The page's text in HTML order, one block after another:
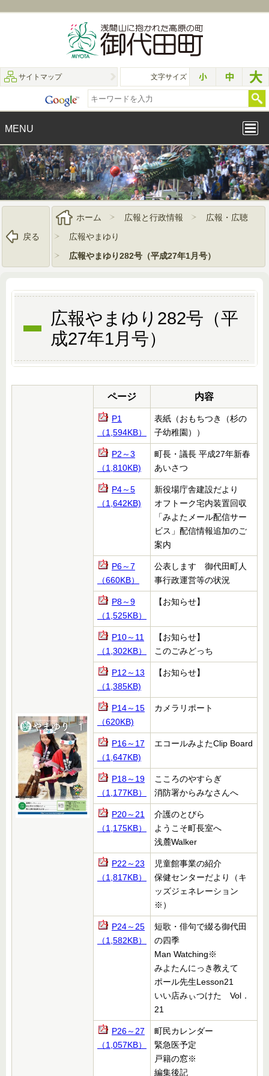
サイトマップ 文字サイズ
MENU
戻る
ホーム 広報と行政情報
広報・広聴
広報やまゆり
広報やまゆり282号（平成27年1月号）
広報やまゆり282号（平
成27年1月号）
ページ 内容
P1
（1,594KB）
表紙（おもちつき（杉の
子幼稚園））
P2～3
（1,810KB)
町長・議長 平成27年新春
あいさつ
P4～5
（1,642KB)
新役場庁舎建設だより
オフトーク宅内装置回収
「みよたメール配信サー
ビス」配信情報追加のご
案内
P6～7
（660KB）
公表します 御代田町人
事行政運営等の状況
P8～9
（1,525KB）
【お知らせ】
P10～11
（1,302KB）
【お知らせ】
このごみどっち
P12～13
（1,385KB)
【お知らせ】
P14～15
（620KB)
カメラリポート
P16～17
（1,647KB)
エコールみよたClip Board
P18～19
（1,177KB）
こころのやすらぎ
消防署からみなさんへ
P20～21
（1,175KB）
介護のとびら
ようこそ町長室へ
浅麓Walker
P22～23
（1,817KB）
児童館事業の紹介
保健センターだより（キ
ッズジェネレーション
※）
P24～25
（1,582KB）
短歌・俳句で綴る御代田
の四季
Man Watching※
みよたんにっき教えて
ポール先生Lesson21
いい店みぃつけた Vol．
21
P26～27
（1,057KB）
町民カレンダー
緊急医予定
戸籍の窓※
編集後記